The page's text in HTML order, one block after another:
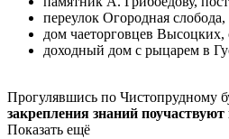
переулок Огородная
дом чаеторговцев
доходный дом с рыцарем в
Прогулявшись по Чистопрудному
закрепления знаний
Показать ещё